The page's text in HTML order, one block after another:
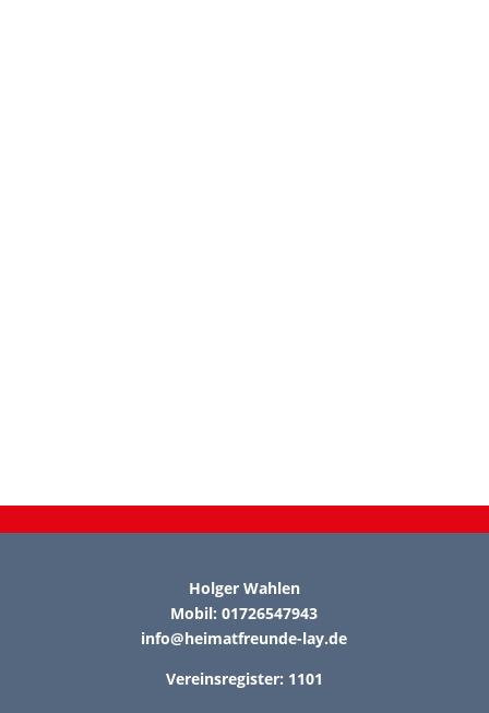
Holger Wahlen
Mobil: 01726547943
info@heimatfreunde-lay.de
Vereinsregister: 1101